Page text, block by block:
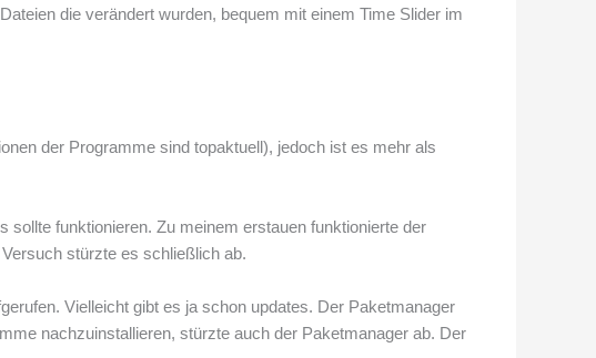
die verändert wurden, bequem mit einem Time Slider im
der Programme sind topaktuell), jedoch ist es mehr als
funktionieren. Zu meinem erstauen funktionierte der
stürzte es schließlich ab.
Vielleicht gibt es ja schon updates. Der Paketmanager
nachzuinstallieren, stürzte auch der Paketmanager ab. Der